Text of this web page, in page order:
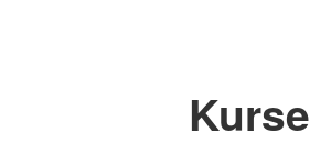
Kurse